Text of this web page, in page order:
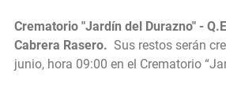
Crematorio "Jardín del Durazno" -
Cabrera Rasero. Sus restos serán
junio, hora 09:00 en el Crematorio